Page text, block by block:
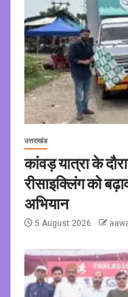
उत्तराखंड
कांवड़ यात्रा के
रीसाइक्लिंग को
अभियान
5 August 2026